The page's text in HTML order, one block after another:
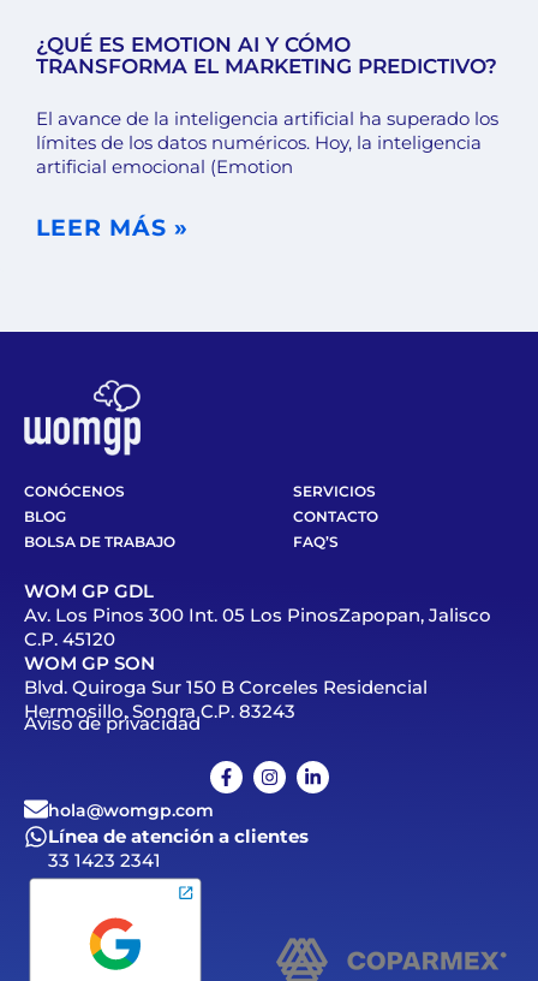
¿QUÉ ES EMOTION AI Y CÓMO
TRANSFORMA EL MARKETING PREDICTIVO?
El avance de la inteligencia artificial ha superado los
límites de los datos numéricos. Hoy, la inteligencia
artificial emocional (Emotion
LEER MÁS »
CONÓCENOS
SERVICIOS
BLOG
CONTACTO
BOLSA DE TRABAJO
FAQ’S
WOM GP GDL
Av. Los Pinos 300 Int. 05 Los PinosZapopan, Jalisco
C.P. 45120
WOM GP SON
Blvd. Quiroga Sur 150 B Corceles Residencial
Hermosillo, Sonora C.P. 83243
Aviso de privacidad
hola@womgp.com
Línea de atención a clientes
33 1423 2341